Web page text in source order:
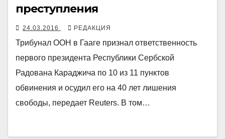
преступления
24.03.2016 РЕДАКЦИЯ
Трибунал ООН в Гааге признал ответственность
первого президента Республики Сербской
Радована Караджича по 10 из 11 пунктов
обвинения и осудил его на 40 лет лишения
свободы, передает Reuters. В том…